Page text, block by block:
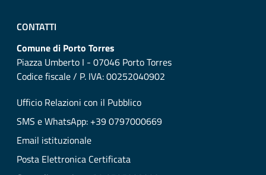
CONTATTI
Comune di Porto Torres
Piazza Umberto I - 07046 Porto Torres
Codice fiscale / P. IVA: 00252040902
Ufficio Relazioni con il Pubblico
SMS e WhatsApp: +39 0797000669
Email istituzionale
Posta Elettronica Certificata